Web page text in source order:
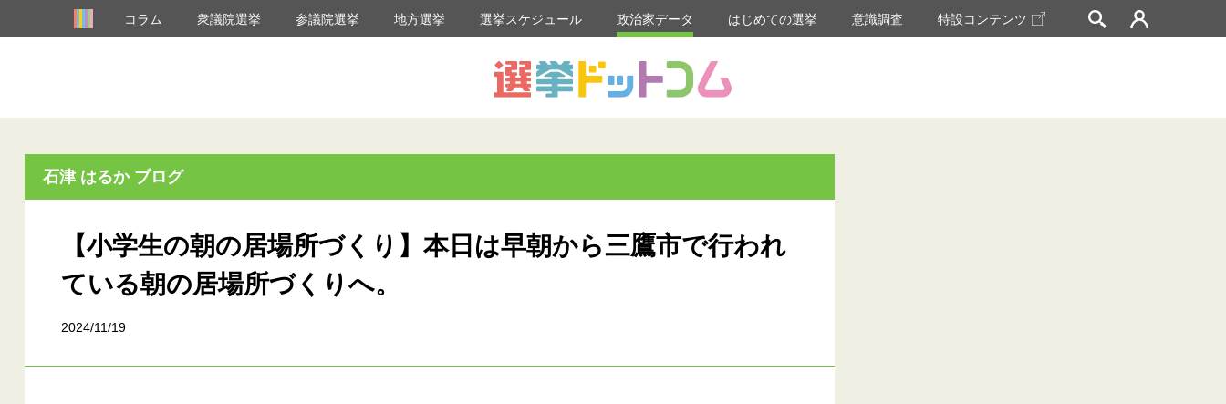
コラム 衆議院選挙 参議院選挙 地方選挙 選挙スケジュール 政治家データ はじめての選挙 意識調査 特設コンテンツ
石津 はるか ブログ
【小学生の朝の居場所づくり】本日は早朝から三鷹市で行われ
ている朝の居場所づくりへ。
2024/11/19